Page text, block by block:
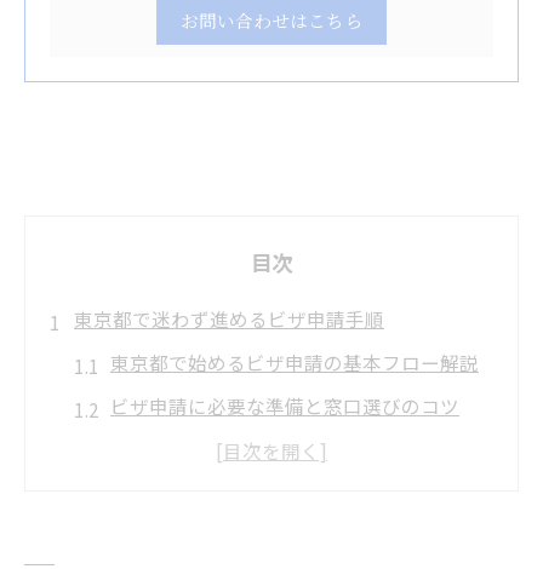
お問い合わせはこちら
目次
東京都で迷わず進めるビザ申請手順
東京都で始めるビザ申請の基本フロー解説
ビザ申請に必要な準備と窓口選びのコツ
東京で失敗しないビザ申請手続きの流れ